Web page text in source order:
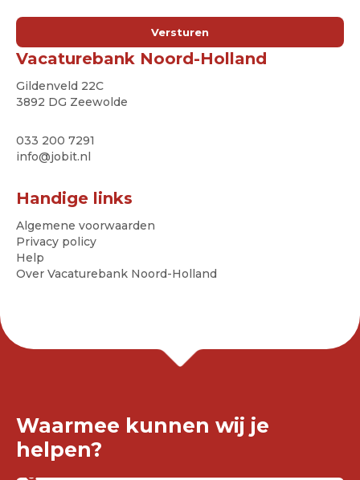
Versturen
Vacaturebank Noord-Holland
Gildenveld 22C
3892 DG Zeewolde
033 200 7291
info@jobit.nl
Handige links
Algemene voorwaarden
Privacy policy
Help
Over Vacaturebank Noord-Holland
Waarmee kunnen wij je
helpen?